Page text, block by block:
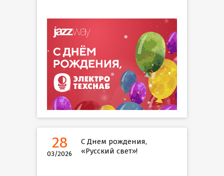
28
03/2026
С Днем рождения,
«Русский свет»!